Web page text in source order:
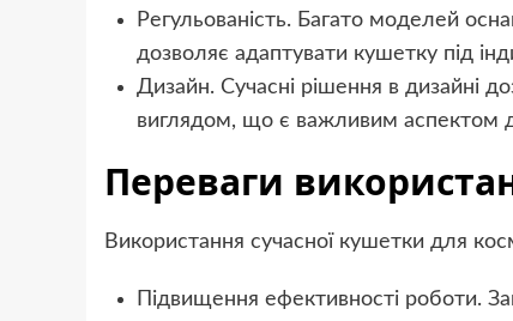
Регульованість. Багато моделей
дозволяє адаптувати кушетку під
Дизайн. Сучасні рішення в дизайні
виглядом, що є важливим аспектом
Переваги
Використання сучасної кушетки для
Підвищення ефективності роботи.